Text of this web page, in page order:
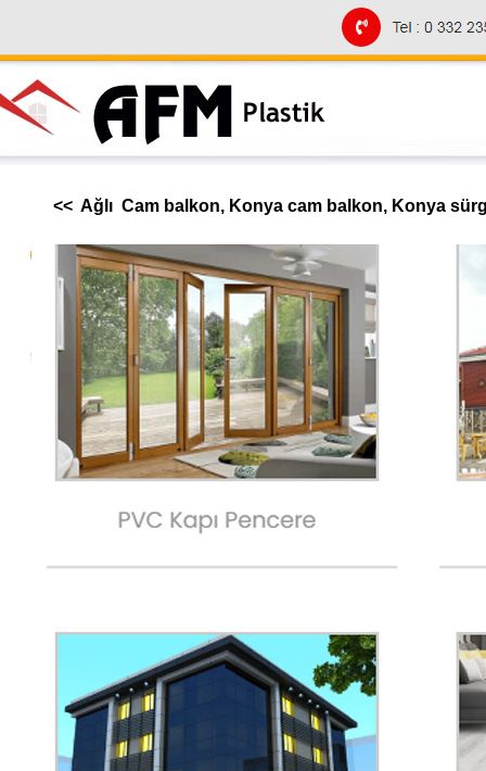
<< Ağlı Cam balkon, Konya cam balkon, Konya